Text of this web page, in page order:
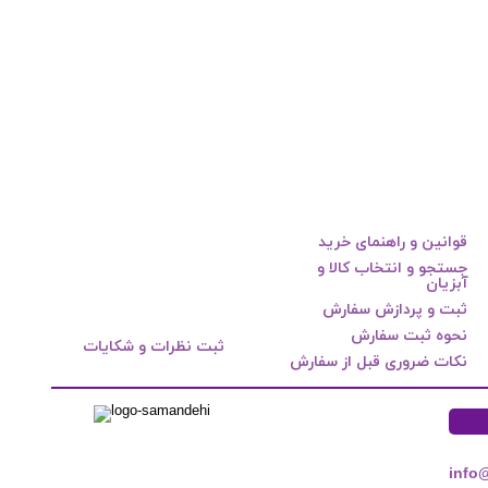
قوانین و راهنمای خرید
جستجو و انتخاب کالا و
آبزیان
ثبت و پردازش سفارش
نحوه ثبت سفارش
نکات ضروری قبل از سفارش
ثبت نظرات و شکایات